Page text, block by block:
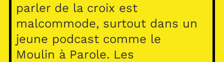
parler de la croix est
malcommode, surtout dans un
jeune podcast comme le
Moulin à Parole. Les